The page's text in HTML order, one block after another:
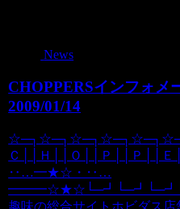
News
CHOPPERSインフォメ
2009/01/14
Ｃ││Ｈ││Ｏ││Ｐ││Ｐ││Ｅ
‥…━★☆・‥…